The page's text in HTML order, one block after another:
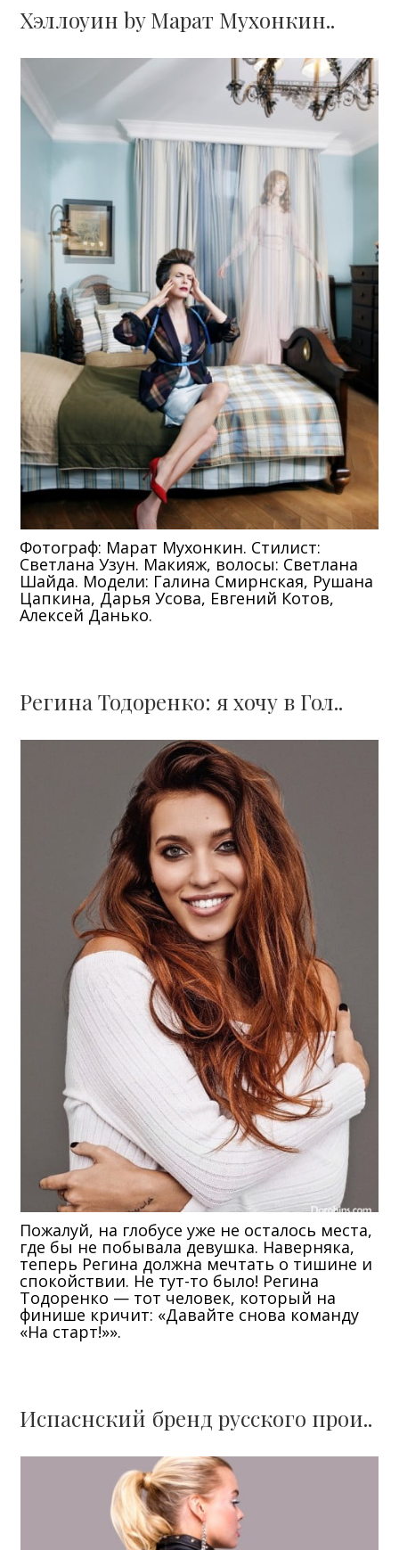
Хэллоуин by Марат Мухонкин..
Фотограф: Марат Мухонкин. Стилист:
Светлана Узун. Макияж, волосы: Светлана
Шайда. Модели: Галина Смирнская, Рушана
Цапкина, Дарья Усова, Евгений Котов,
Алексей Данько.
Регина Тодоренко: я хочу в Гол..
Пожалуй, на глобусе уже не осталось места,
где бы не побывала девушка. Наверняка,
теперь Регина должна мечтать о тишине и
спокойствии. Не тут-то было! Регина
Тодоренко — тот человек, который на
финише кричит: «Давайте снова команду
«На старт!»».
Испаснский бренд русского прои..